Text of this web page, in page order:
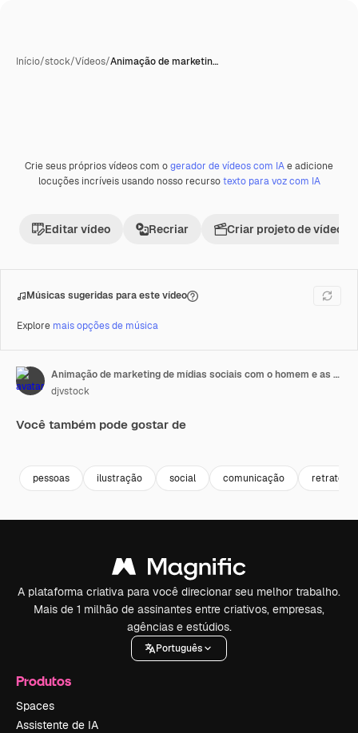
Início/stock/Vídeos/Animação de marketin…
Premium
Crie seus próprios vídeos com ogerador de vídeos com IAe adicione
locuções incríveis usando nosso recursotexto para voz com IA
Editar vídeo Recriar Criar projeto de vídeo
Músicas sugeridas para este vídeo
Explore mais opções de música
Animação de marketing de mídias sociais com o homem e as pessoas da comunidade
djvstock
Você também pode gostar de
pessoas ilustração social comunicação retrato
A plataforma criativa para você direcionar seu melhor trabalho.
Mais de 1 milhão de assinantes entre criativos, empresas,
agências e estúdios.
Português
Produtos
Spaces
Assistente de IA